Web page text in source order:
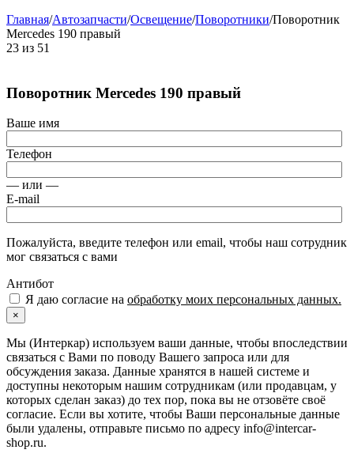
Главная/Автозапчасти/Освещение/Поворотники/Поворотник
Mercedes 190 правый
23 из 51
Поворотник Mercedes 190 правый
Ваше имя
Телефон
— или —
E-mail
Пожалуйста, введите телефон или email, чтобы наш сотрудник
мог связаться с вами
Антибот
Я даю согласие на обработку моих персональных данных.
×
Мы (Интеркар) используем ваши данные, чтобы впоследствии
связаться с Вами по поводу Вашего запроса или для
обсуждения заказа. Данные хранятся в нашей системе и
доступны некоторым нашим сотрудникам (или продавцам, у
которых сделан заказ) до тех пор, пока вы не отзовёте своё
согласие. Если вы хотите, чтобы Ваши персональные данные
были удалены, отправьте письмо по адресу info@intercar-
shop.ru.